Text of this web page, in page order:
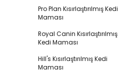
Pro Plan Kısırlaştırılmış Kedi
Maması
Royal Canin Kısırlaştırılmış
Kedi Maması
Hill's Kısırlaştırılmış Kedi
Maması